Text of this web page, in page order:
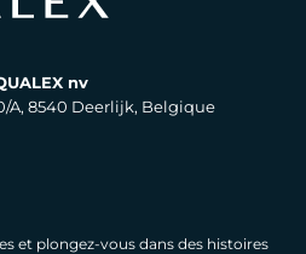
nv
A, 8540 Deerlijk, Belgique
et plongez-vous dans des histoires